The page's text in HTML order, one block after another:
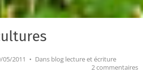
05/2011 Dans blog lecture et écriture
2 commentaires